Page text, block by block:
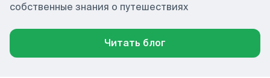
собственные знания о путешествиях
Читать блог